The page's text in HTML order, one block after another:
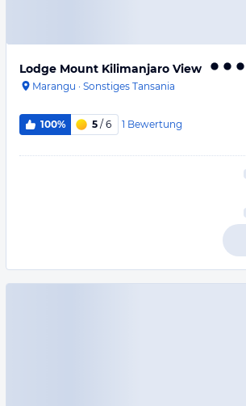
Lodge Mount Kilimanjaro View
Marangu · Sonstiges Tansania
100% 5 / 6 1 Bewertung